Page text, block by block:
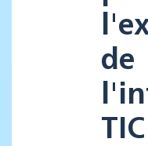
de